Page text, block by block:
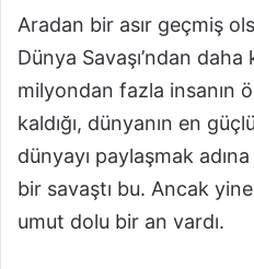
Aradan bir asır geçmiş
Dünya Savaşı’ndan
milyondan fazla insanın
kaldığı, dünyanın en
dünyayı paylaşmak
bir savaştı bu. Ancak
umut dolu bir an vardı.